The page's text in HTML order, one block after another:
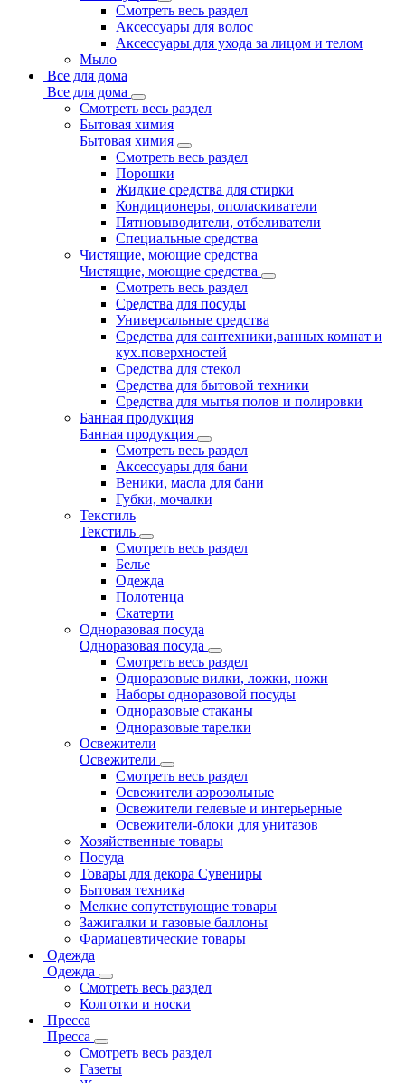
Смотреть весь раздел
Аксессуары для волос
Аксессуары для ухода за лицом и телом
Мыло
Все для дома
Все для дома
Смотреть весь раздел
Бытовая химия
Бытовая химия
Смотреть весь раздел
Порошки
Жидкие средства для стирки
Кондиционеры, ополаскиватели
Пятновыводители, отбеливатели
Специальные средства
Чистящие, моющие средства
Чистящие, моющие средства
Смотреть весь раздел
Средства для посуды
Универсальные средства
Средства для сантехники,ванных комнат и
кух.поверхностей
Средства для стекол
Средства для бытовой техники
Средства для мытья полов и полировки
Банная продукция
Банная продукция
Смотреть весь раздел
Аксессуары для бани
Веники, масла для бани
Губки, мочалки
Текстиль
Текстиль
Смотреть весь раздел
Белье
Одежда
Полотенца
Скатерти
Одноразовая посуда
Одноразовая посуда
Смотреть весь раздел
Одноразовые вилки, ложки, ножи
Наборы одноразовой посуды
Одноразовые стаканы
Одноразовые тарелки
Освежители
Освежители
Смотреть весь раздел
Освежители аэрозольные
Освежители гелевые и интерьерные
Освежители-блоки для унитазов
Хозяйственные товары
Посуда
Товары для декора Сувениры
Бытовая техника
Мелкие сопутствующие товары
Зажигалки и газовые баллоны
Фармацевтические товары
Одежда
Одежда
Смотреть весь раздел
Колготки и носки
Пресса
Пресса
Смотреть весь раздел
Газеты